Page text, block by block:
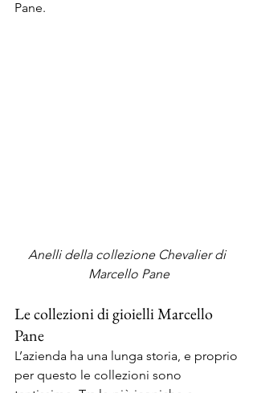
Pane.
Anelli della collezione Chevalier di
Marcello Pane
Le collezioni di gioielli Marcello
Pane
L’azienda ha una lunga storia, e proprio
per questo le collezioni sono